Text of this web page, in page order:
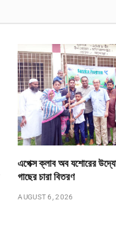
এপেক্স ক্লাব অব যশোরের
গাছের চারা বিতরণ
AUGUST 6, 2026